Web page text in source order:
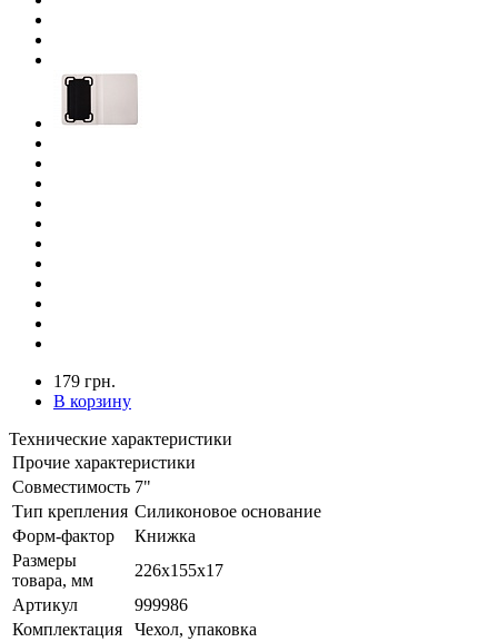
179 грн.
В корзину
Технические характеристики
Прочие характеристики
Совместимость 7"
Тип крепления Силиконовое основание
Форм-фактор
Книжка
Размеры
товара, мм
226х155x17
Артикул
999986
Комплектация
Чехол, упаковка